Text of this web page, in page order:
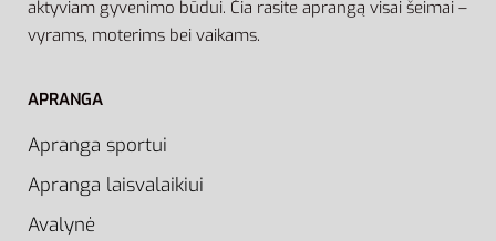
aktyviam gyvenimo būdui. Čia rasite aprangą visai šeimai –
vyrams, moterims bei vaikams.
APRANGA
Apranga sportui
Apranga laisvalaikiui
Avalynė